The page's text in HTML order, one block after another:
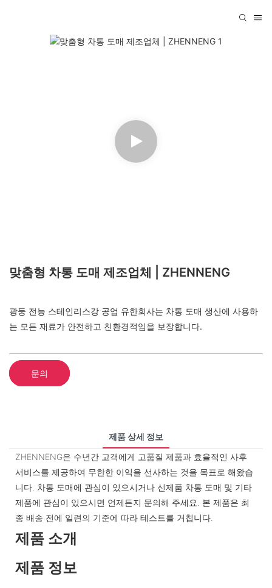
맞춤형 차통 도매 제조업체 | ZHENNENG
광둥 전능 스테인리스강 공업 유한회사는 차통 도매 생산에 사용하
는 모든 재료가 안전하고 친환경적임을 보장합니다.
문의
제품 상세 정보
ZHENNENG은 수년간 고객에게 고품질 제품과 효율적인 사후
서비스를 제공하여 무한한 이익을 선사하는 것을 목표로 해왔습
니다. 차통 도매에 관심이 있으시거나 신제품 차통 도매 및 기타
제품에 관심이 있으시면 언제든지 문의해 주세요. 본 제품은 최
종 배송 전에 일련의 기준에 따라 테스트를 거칩니다.
제품 소개
제품 정보